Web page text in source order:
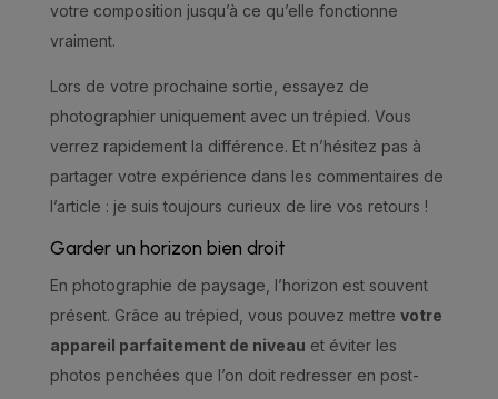
votre composition jusqu’à ce qu’elle fonctionne
vraiment.
Lors de votre prochaine sortie, essayez de
photographier uniquement avec un trépied. Vous
verrez rapidement la différence. Et n’hésitez pas à
partager votre expérience dans les commentaires de
l’article : je suis toujours curieux de lire vos retours !
Garder un horizon bien droit
En photographie de paysage, l’horizon est souvent
présent. Grâce au trépied, vous pouvez mettre votre
appareil parfaitement de niveau et éviter les
photos penchées que l’on doit redresser en post-